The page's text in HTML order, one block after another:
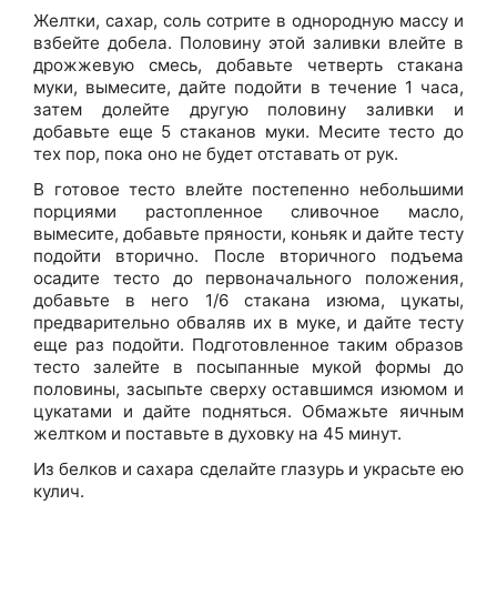
Желтки, сахар, соль сотрите в однородную массу и
взбейте добела. Половину этой заливки влейте в
дрожжевую смесь, добавьте четверть стакана
муки, вымесите, дайте подойти в течение 1 часа,
затем долейте другую половину заливки и
добавьте еще 5 стаканов муки. Месите тесто до
тех пор, пока оно не будет отставать от рук.
В готовое тесто влейте постепенно небольшими
порциями растопленное сливочное масло,
вымесите, добавьте пряности, коньяк и дайте тесту
подойти вторично. После вторичного подъема
осадите тесто до первоначального положения,
добавьте в него 1/6 стакана изюма, цукаты,
предварительно обваляв их в муке, и дайте тесту
еще раз подойти. Подготовленное таким образов
тесто залейте в посыпанные мукой формы до
половины, засыпьте сверху оставшимся изюмом и
цукатами и дайте подняться. Обмажьте яичным
желтком и поставьте в духовку на 45 минут.
Из белков и сахара сделайте глазурь и украсьте ею
кулич.